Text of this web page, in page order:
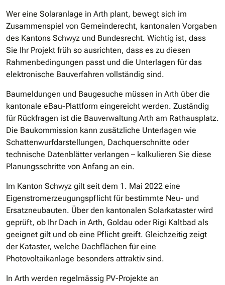
Wer eine Solaranlage in Arth plant, bewegt sich im
Zusammenspiel von Gemeinderecht, kantonalen Vorgaben
des Kantons Schwyz und Bundesrecht. Wichtig ist, dass
Sie Ihr Projekt früh so ausrichten, dass es zu diesen
Rahmenbedingungen passt und die Unterlagen für das
elektronische Bauverfahren vollständig sind.
Baumeldungen und Baugesuche müssen in Arth über die
kantonale eBau-Plattform eingereicht werden. Zuständig
für Rückfragen ist die Bauverwaltung Arth am Rathausplatz.
Die Baukommission kann zusätzliche Unterlagen wie
Schattenwurfdarstellungen, Dachquerschnitte oder
technische Datenblätter verlangen – kalkulieren Sie diese
Planungsschritte von Anfang an ein.
Im Kanton Schwyz gilt seit dem 1. Mai 2022 eine
Eigenstromerzeugungspflicht für bestimmte Neu- und
Ersatzneubauten. Über den kantonalen Solarkataster wird
geprüft, ob Ihr Dach in Arth, Goldau oder Rigi Kaltbad als
geeignet gilt und ob eine Pflicht greift. Gleichzeitig zeigt
der Kataster, welche Dachflächen für eine
Photovoltaikanlage besonders attraktiv sind.
In Arth werden regelmässig PV-Projekte an